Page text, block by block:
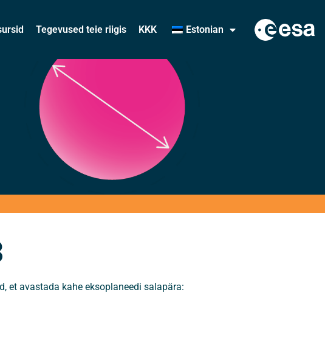
Tegevused teie riigis KKK Estonian
et avastada kahe eksoplaneedi salapära: